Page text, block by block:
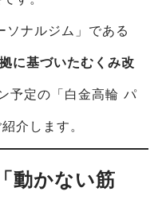
ソナルジム」である
に基づいたむくみ改
予定の「白金高輪 パ
介します。
動かない筋